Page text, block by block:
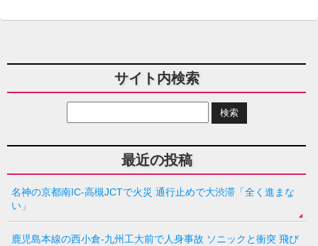
サイト内検索
最近の投稿
名神の京都南IC-高槻JCTで火災 通行止めで大渋滞「全く進まな
い」
鹿児島本線の西小倉-九州工大前で人身事故 ソニックと衝突 飛び